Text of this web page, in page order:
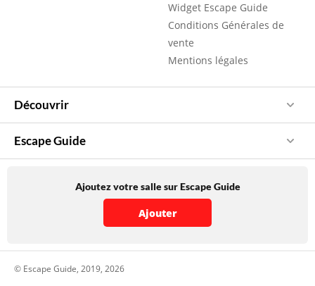
Widget Escape Guide
Conditions Générales de
vente
Mentions légales
Découvrir
Escape Guide
Ajoutez votre salle sur Escape Guide
Ajouter
© Escape Guide, 2019, 2026